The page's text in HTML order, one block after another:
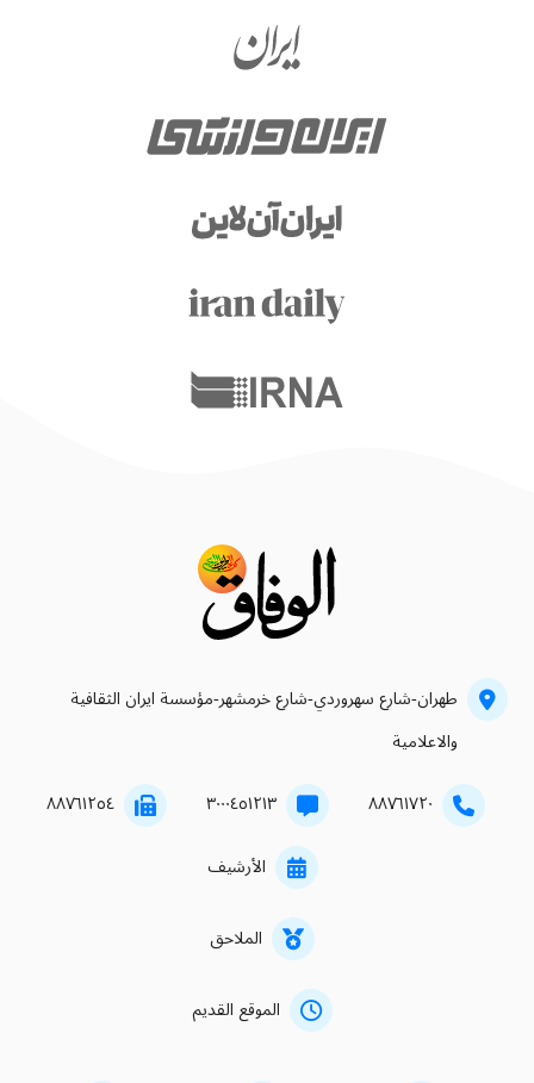
طهران-شارع سهروردي-شارع خرمشهر-مؤسسة ايران الثقافية
والاعلامية
۸۸۷٦۱۷۲۰ ۳۰۰۰٤٥۱۲۱۳ ۸۸۷٦۱۲٥٤
الأرشيف
الملاحق
الموقع القديم